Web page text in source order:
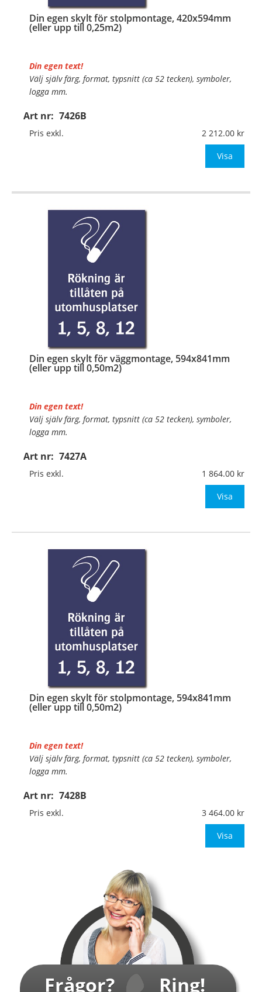
Din egen skylt för stolpmontage, 420x594mm
(eller upp till 0,25m2)
Art nr: 7426B
Din egen text!
Välj själv färg, format, typsnitt (ca 52 tecken), symboler,
logga mm.
Material:Kantvikt aluminium, 2mm (stolpmontage)
Mått:420x594mm (eller annat mått upp till 0,25m²)
Pris exkl. 2 212.00
Visa
Din egen skylt för väggmontage, 594x841mm
(eller upp till 0,50m2)
Art nr: 7427A
Din egen text!
Välj själv färg, format, typsnitt (ca 52 tecken), symboler,
logga mm.
Material:Plan aluminium, 0,7mm (väggmontage)
Mått:594x841mm (eller annat mått upp till 0,50m²)
Pris exkl. 1 864.00
Visa
Din egen skylt för stolpmontage, 594x841mm
(eller upp till 0,50m2)
Art nr: 7428B
Din egen text!
Välj själv färg, format, typsnitt (ca 52 tecken), symboler,
logga mm.
Material:Kantvikt aluminium, 2mm (stolpmontage)
Mått:594x841mm (eller annat mått upp till 0,50m²)
Pris exkl. 3 464.00
Visa
Frågor? Ring!